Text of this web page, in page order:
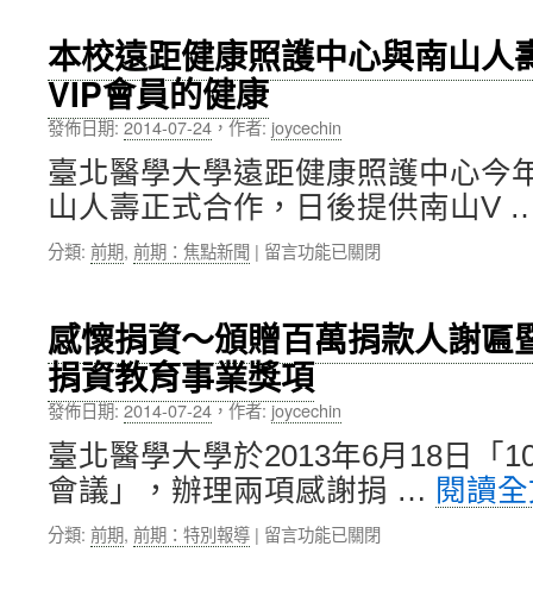
諮
詢
委
員
會
議〉
中
療
中
心
簽
署
合
作
備
錄〉
度
科
技
部
補
助
大
專
生
計
畫，
北
醫
大
通
過
率
達
本校遠距健康照護中心與南山人
VIP會員的健康
發佈日期:2014-07-24，作者: joycechin
臺北醫學大學遠距健康照護中心今
山人壽正式合作，日後提供南山V
分類: 前期, 前期：焦點新聞 | 在
遠
距
健
康
照
護
中
心
與
南
留言功能已關閉
感懷捐資～頒贈百萬捐款人謝匾
捐資教育事業獎項
發佈日期:2014-07-24，作者: joycechin
臺北醫學大學於2013年6月18日「
會議」，辦理兩項感謝捐 … 閱讀
分類: 前期, 前期：特別報導 | 在
留言功能已關閉